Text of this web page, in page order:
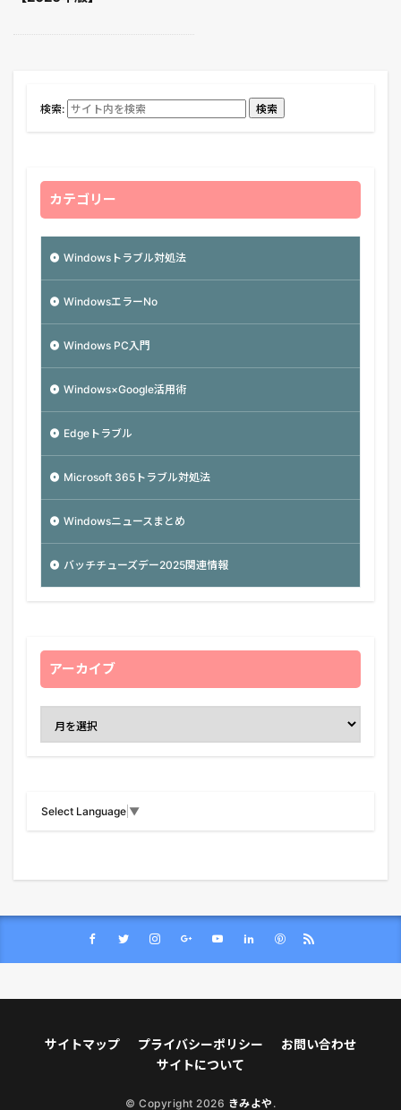
検索: 検索
カテゴリー
Windowsトラブル対処法
WindowsエラーNo
Windows PC入門
Windows×Google活用術
Edgeトラブル
Microsoft 365トラブル対処法
Windowsニュースまとめ
バッチチューズデー2025関連情報
アーカイブ
Select Language ▼
サイトマップ プライバシーポリシー
お問い合わせ
サイトについて
© Copyright 2026 きみよや .